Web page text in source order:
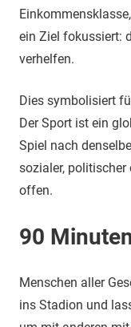
ein Ziel fokussiert:
verhelfen.
Dies symbolisiert
Der Sport ist ein
Spiel nach
sozialer, politischer
offen.
90
Menschen aller
ins Stadion und